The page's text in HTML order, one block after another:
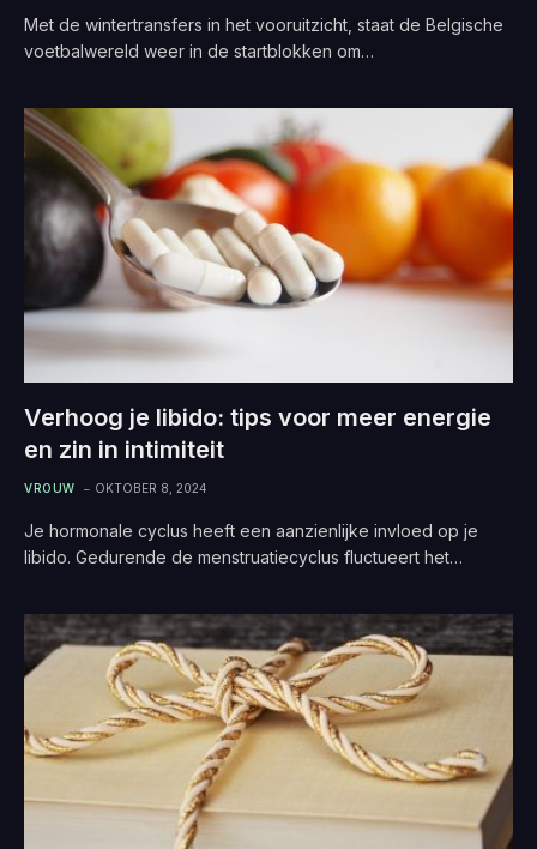
Met de wintertransfers in het vooruitzicht, staat de Belgische
voetbalwereld weer in de startblokken om…
Verhoog je libido: tips voor meer energie
en zin in intimiteit
VROUW OKTOBER 8, 2024
Je hormonale cyclus heeft een aanzienlijke invloed op je
libido. Gedurende de menstruatiecyclus fluctueert het…